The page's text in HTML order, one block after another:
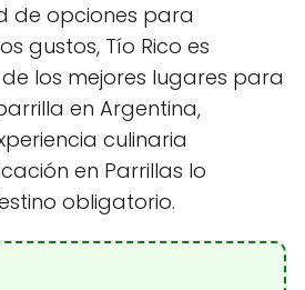
de opciones para
gustos, Tío Rico es
los mejores lugares para
en Argentina,
culinaria
en Parrillas lo
obligatorio.